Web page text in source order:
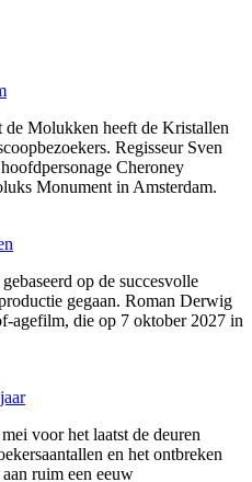
de Molukken heeft de Kristallen
Regisseur Sven
Cheroney
Monument in Amsterdam.
op de succesvolle
gegaan. Roman Derwig
agefilm, die op 7 oktober 2027 in
voor het laatst de deuren
en het ontbreken
ruim een eeuw